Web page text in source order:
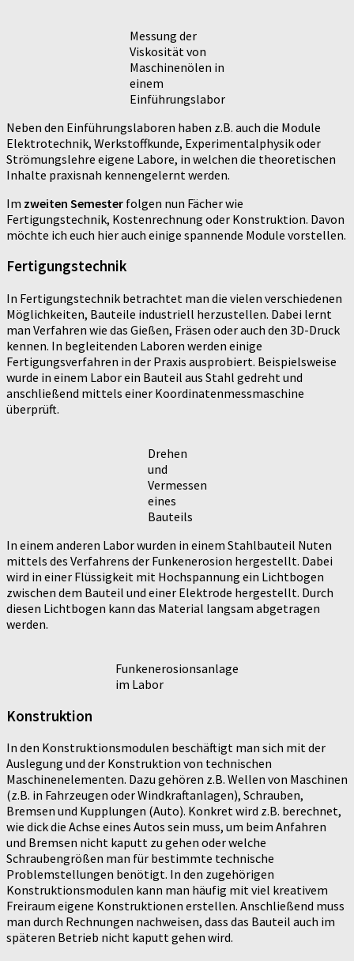
Messung der
Viskosität von
Maschinenölen in
einem
Einführungslabor
Neben den Einführungslaboren haben z.B. auch die Module
Elektrotechnik, Werkstoffkunde, Experimentalphysik oder
Strömungslehre eigene Labore, in welchen die theoretischen
Inhalte praxisnah kennengelernt werden.
Im zweiten Semester folgen nun Fächer wie
Fertigungstechnik, Kostenrechnung oder Konstruktion. Davon
möchte ich euch hier auch einige spannende Module vorstellen.
Fertigungstechnik
In Fertigungstechnik betrachtet man die vielen verschiedenen
Möglichkeiten, Bauteile industriell herzustellen. Dabei lernt
man Verfahren wie das Gießen, Fräsen oder auch den 3D-Druck
kennen. In begleitenden Laboren werden einige
Fertigungsverfahren in der Praxis ausprobiert. Beispielsweise
wurde in einem Labor ein Bauteil aus Stahl gedreht und
anschließend mittels einer Koordinatenmessmaschine
überprüft.
Drehen
und
Vermessen
eines
Bauteils
In einem anderen Labor wurden in einem Stahlbauteil Nuten
mittels des Verfahrens der Funkenerosion hergestellt. Dabei
wird in einer Flüssigkeit mit Hochspannung ein Lichtbogen
zwischen dem Bauteil und einer Elektrode hergestellt. Durch
diesen Lichtbogen kann das Material langsam abgetragen
werden.
Funkenerosionsanlage
im Labor
Konstruktion
In den Konstruktionsmodulen beschäftigt man sich mit der
Auslegung und der Konstruktion von technischen
Maschinenelementen. Dazu gehören z.B. Wellen von Maschinen
(z.B. in Fahrzeugen oder Windkraftanlagen), Schrauben,
Bremsen und Kupplungen (Auto). Konkret wird z.B. berechnet,
wie dick die Achse eines Autos sein muss, um beim Anfahren
und Bremsen nicht kaputt zu gehen oder welche
Schraubengrößen man für bestimmte technische
Problemstellungen benötigt. In den zugehörigen
Konstruktionsmodulen kann man häufig mit viel kreativem
Freiraum eigene Konstruktionen erstellen. Anschließend muss
man durch Rechnungen nachweisen, dass das Bauteil auch im
späteren Betrieb nicht kaputt gehen wird.